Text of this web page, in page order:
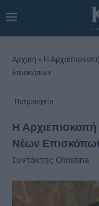
Αρχική » Η
Επισκόπων
Πατριαρχεία
Η Αρχιεπισκοπή
Νέων
Συντάκτης Christina